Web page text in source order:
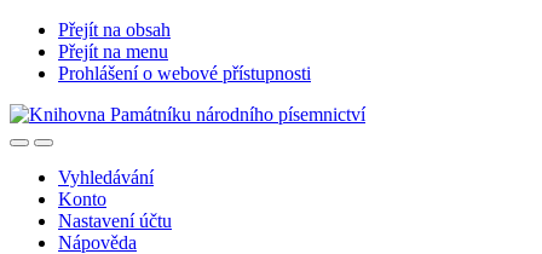
Přejít na obsah
Přejít na menu
Prohlášení o webové přístupnosti
Vyhledávání
Konto
Nastavení účtu
Nápověda